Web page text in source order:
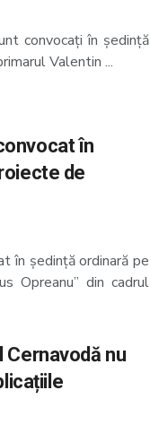
convocați în ședință
Valentin ...
în
de
în ședință ordinară pe
Opreanu” din cadrul
Cernavodă nu